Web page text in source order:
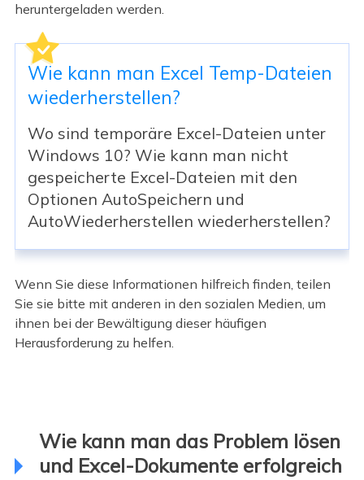
heruntergeladen werden.
Wie kann man Excel Temp-Dateien
wiederherstellen?
Wo sind temporäre Excel-Dateien unter
Windows 10? Wie kann man nicht
gespeicherte Excel-Dateien mit den
Optionen AutoSpeichern und
AutoWiederherstellen wiederherstellen?
Wenn Sie diese Informationen hilfreich finden, teilen
Sie sie bitte mit anderen in den sozialen Medien, um
ihnen bei der Bewältigung dieser häufigen
Herausforderung zu helfen.
Wie kann man das Problem lösen
und Excel-Dokumente erfolgreich